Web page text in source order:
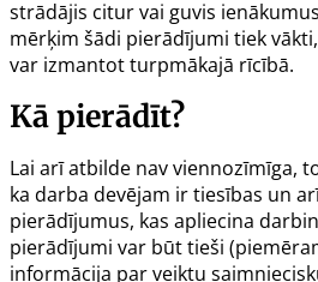
strādājis citur vai guvis
mērķim šādi pierādījumi tiek
var izmantot turpmākajā rīcībā.
Kā pierādīt?
Lai arī atbilde nav viennozīmīga,
ka darba devējam ir tiesības un
pierādījumus, kas apliecina
pierādījumi var būt tieši
informācija par veiktu